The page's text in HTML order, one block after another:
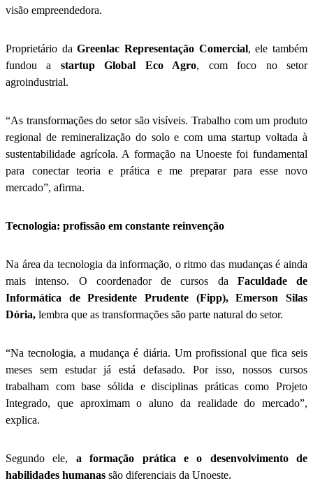
visão empreendedora.
Proprietário daGreenlac Representação Comercial, ele também
fundou a startup Global Eco Agro, com foco no setor
agroindustrial.
“As transformações do setor são visíveis. Trabalho com um produto
regional de remineralização do solo e com uma startup voltada à
sustentabilidade agrícola. A formação na Unoeste foi fundamental
para conectar teoria e prática e me preparar para esse novo
mercado”, afirma.
Tecnologia: profissão em constante reinvenção
Na área da tecnologia da informação, o ritmo das mudanças é ainda
mais intenso. O coordenador de cursos da Faculdade de
Informática de Presidente Prudente (Fipp), Emerson Silas
Dória, lembra que as transformações são parte natural do setor.
“Na tecnologia, a mudança é diária. Um profissional que fica seis
meses sem estudar já está defasado. Por isso, nossos cursos
trabalham com base sólida e disciplinas práticas como Projeto
Integrado, que aproximam o aluno da realidade do mercado”,
explica.
Segundo ele, a formação prática e o desenvolvimento de
habilidades humanas são diferenciais da Unoeste.